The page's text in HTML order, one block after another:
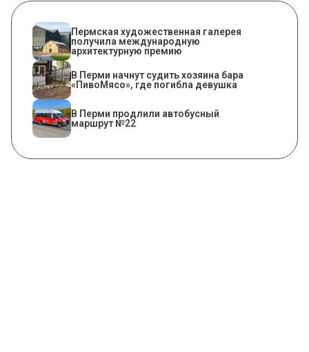
Пермская художественная галерея
получила международную
архитектурную премию
​В Перми начнут судить хозяина бара
«ПивоМясо», где погибла девушка
В Перми продлили автобусный
маршрут №22